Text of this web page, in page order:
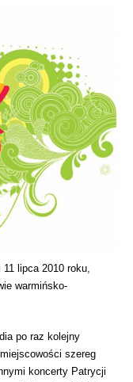
lipca 2010 roku,
warmińsko-
po raz kolejny
szereg
koncerty Patrycji